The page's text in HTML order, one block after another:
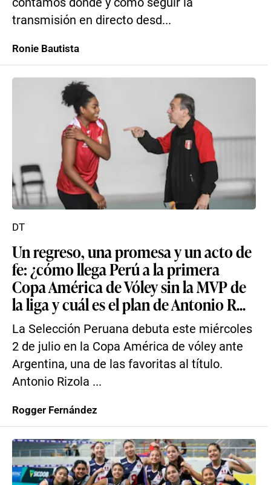
transmisión en directo desd...
Ronie Bautista
Un regreso, una promesa y un acto de
fe: ¿cómo llega Perú a la primera
Copa América de Vóley sin la MVP de
la liga y cuál es el plan de Antonio R...
La Selección Peruana debuta este miércoles
2 de julio en la Copa América de vóley ante
Argentina, una de las favoritas al título.
Antonio Rizola ...
DT
Rogger Fernández